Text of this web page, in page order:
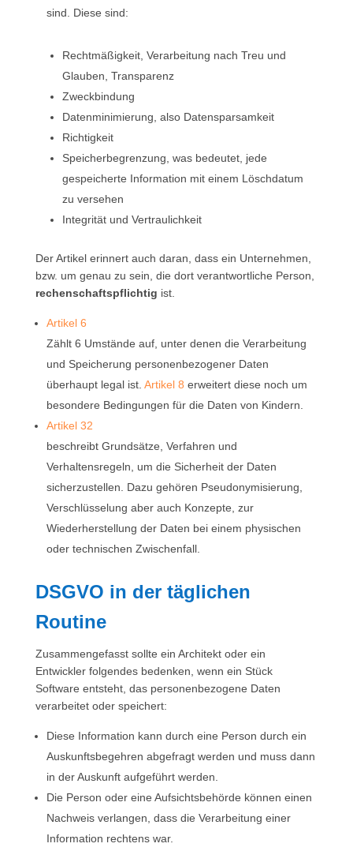
sind. Diese sind:
Rechtmäßigkeit, Verarbeitung nach Treu und
Glauben, Transparenz
Zweckbindung
Datenminimierung, also Datensparsamkeit
Richtigkeit
Speicherbegrenzung, was bedeutet, jede
gespeicherte Information mit einem Löschdatum
zu versehen
Integrität und Vertraulichkeit
Der Artikel erinnert auch daran, dass ein Unternehmen,
bzw. um genau zu sein, die dort verantwortliche Person,
rechenschaftspflichtig ist.
Artikel 6
Zählt 6 Umstände auf, unter denen die Verarbeitung
und Speicherung personenbezogener Daten
überhaupt legal ist. Artikel 8 erweitert diese noch um
besondere Bedingungen für die Daten von Kindern.
Artikel 32
beschreibt Grundsätze, Verfahren und
Verhaltensregeln, um die Sicherheit der Daten
sicherzustellen. Dazu gehören Pseudonymisierung,
Verschlüsselung aber auch Konzepte, zur
Wiederherstellung der Daten bei einem physischen
oder technischen Zwischenfall.
DSGVO in der täglichen
Routine
Zusammengefasst sollte ein Architekt oder ein
Entwickler folgendes bedenken, wenn ein Stück
Software entsteht, das personenbezogene Daten
verarbeitet oder speichert:
Diese Information kann durch eine Person durch ein
Auskunftsbegehren abgefragt werden und muss dann
in der Auskunft aufgeführt werden.
Die Person oder eine Aufsichtsbehörde können einen
Nachweis verlangen, dass die Verarbeitung einer
Information rechtens war.